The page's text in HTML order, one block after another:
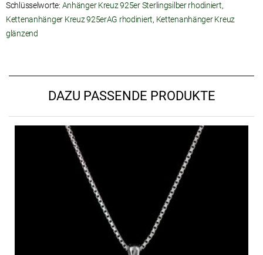
Schlüsselworte: Anhänger Kreuz 925er Sterlingsilber rhodiniert,
Kettenanhänger Kreuz 925erAG rhodiniert, Kettenanhänger Kreuz
glänzend
DAZU PASSENDE PRODUKTE